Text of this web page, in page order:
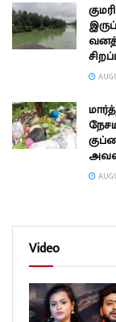
Video